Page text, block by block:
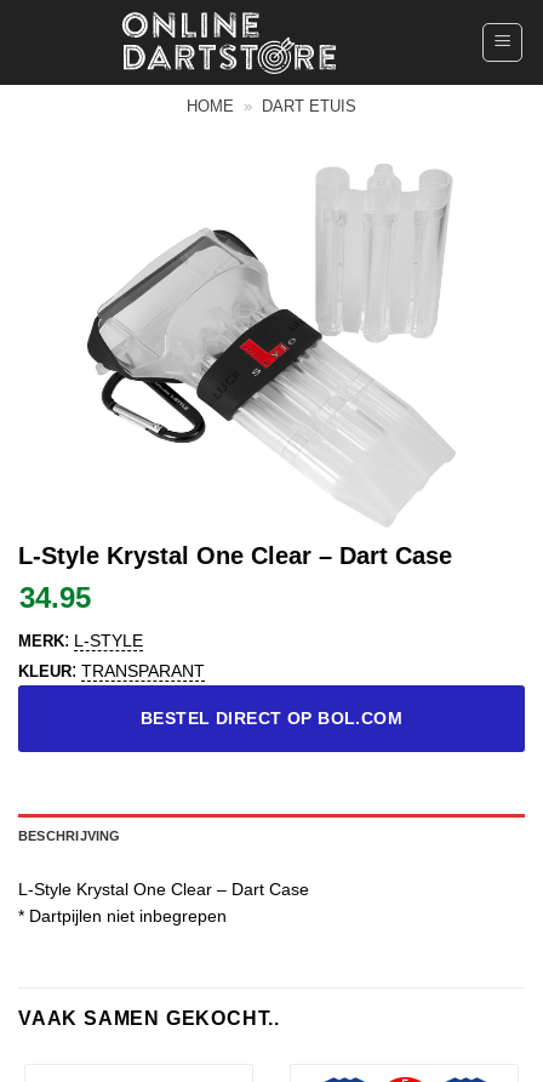
HOME » DART ETUIS
L-Style Krystal One Clear – Dart Case
34.95
MERK: L-STYLE
KLEUR: TRANSPARANT
BESTEL DIRECT OP BOL.COM
BESCHRIJVING
L-Style Krystal One Clear – Dart Case
* Dartpijlen niet inbegrepen
VAAK SAMEN GEKOCHT..